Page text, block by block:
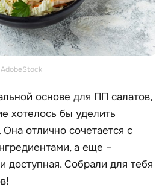
основе для ПП салатов,
хотелось бы уделить
Она отлично сочетается с
а еще –
доступная. Собрали для тебя